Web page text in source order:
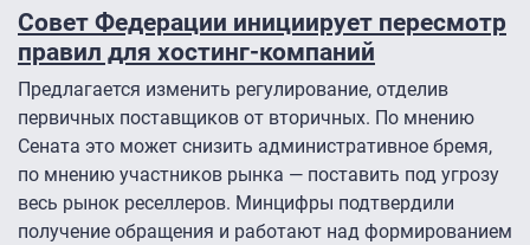
Совет Федерации инициирует пересмотр
правил для хостинг-компаний
Предлагается изменить регулирование, отделив
первичных поставщиков от вторичных. По мнению
Сената это может снизить административное бремя,
по мнению участников рынка — поставить под угрозу
весь рынок реселлеров. Минцифры подтвердили
получение обращения и работают над формированием